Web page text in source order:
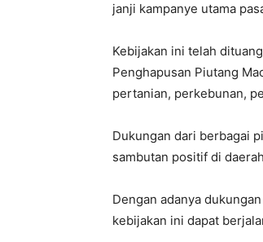
janji kampanye utama
Kebijakan ini telah
Penghapusan Piutang
pertanian, perkebunan,
Dukungan dari berbagai
sambutan positif di
Dengan adanya
kebijakan ini dapat